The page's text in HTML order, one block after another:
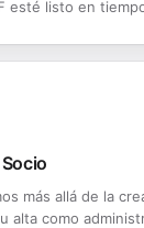
esté listo en
más allá de la
alta como